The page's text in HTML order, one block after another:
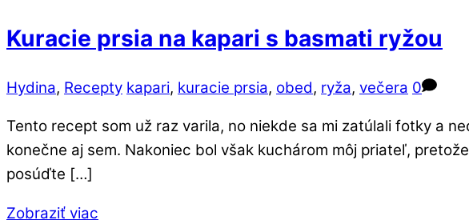
Kuracie prsia na kapari s basmati ryžou
Hydina, Recepty kapari, kuracie prsia, obed, ryža, večera 0
Tento recept som už raz varila, no niekde sa mi zatúlali fotky a
konečne aj sem. Nakoniec bol však kuchárom môj priateľ,
posúďte […]
Zobraziť viac